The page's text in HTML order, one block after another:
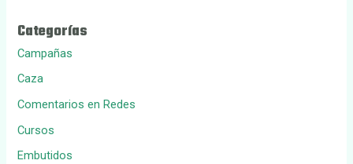
Categorías
Campañas
Caza
Comentarios en Redes
Cursos
Embutidos